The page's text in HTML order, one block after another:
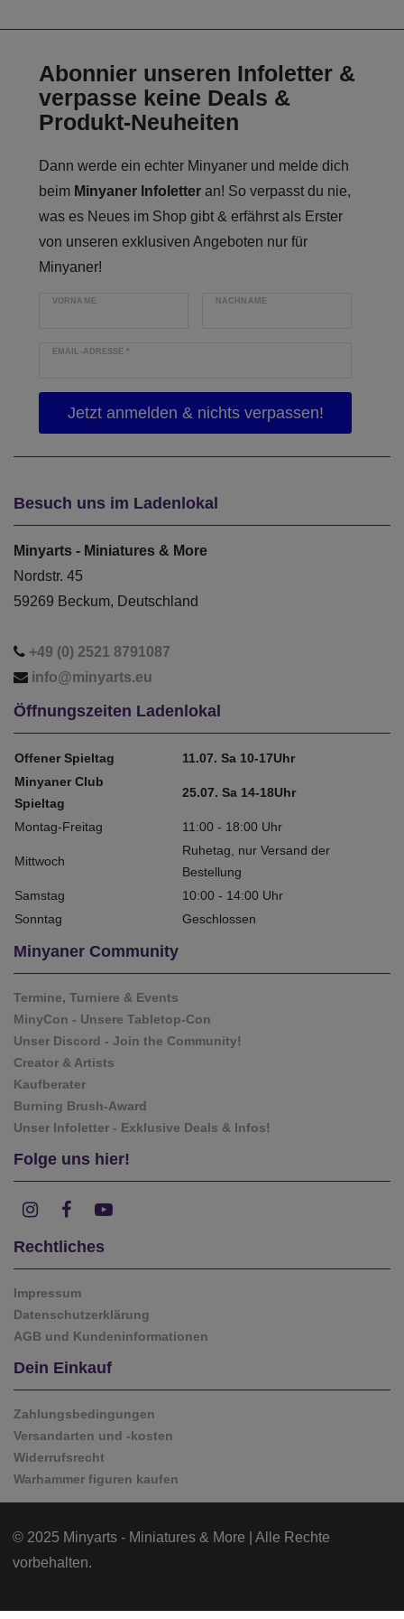
Abonnier unseren Infoletter &
verpasse keine Deals &
Produkt-Neuheiten
Dann werde ein echter Minyaner und melde dich
beim Minyaner Infoletter an! So verpasst du nie,
was es Neues im Shop gibt & erfährst als Erster
von unseren exklusiven Angeboten nur für
Minyaner!
VORNAME NACHNAME
EMAIL-ADRESSE*
Besuch uns im Ladenlokal
Minyarts - Miniatures & More
Nordstr. 45
59269 Beckum, Deutschland
+49 (0) 2521 8791087
info@minyarts.eu
Öffnungszeiten Ladenlokal
Offener Spieltag
11.07. Sa 10-17Uhr
Minyaner Club
Spieltag
25.07. Sa 14-18Uhr
Montag-Freitag 11:00 - 18:00 Uhr
Mittwoch
Ruhetag, nur Versand der
Bestellung
Samstag
10:00 - 14:00 Uhr
Sonntag
Geschlossen
Minyaner Community
Termine, Turniere & Events
MinyCon - Unsere Tabletop-Con
Unser Discord - Join the Community!
Creator & Artists
Kaufberater
Burning Brush-Award
Unser Infoletter - Exklusive Deals & Infos!
Folge uns hier!
Rechtliches
Impressum
Datenschutzerklärung
AGB und Kundeninformationen
Dein Einkauf
Zahlungsbedingungen
Versandarten und -kosten
Widerrufsrecht
Warhammer figuren kaufen
© 2025 Minyarts - Miniatures & More | Alle Rechte
vorbehalten.